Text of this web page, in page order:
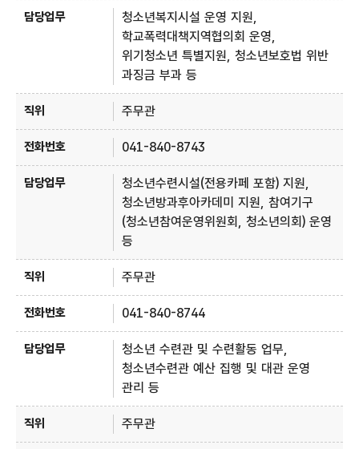
청소년복지시설 운영 지원,
학교폭력대책지역협의회 운영,
위기청소년 특별지원, 청소년보호법 위반
과징금 부과 등
주무관
041-840-8743
청소년수련시설(전용카페 포함) 지원,
청소년방과후아카데미 지원, 참여기구
(청소년참여운영위원회, 청소년의회) 운영
등
주무관
041-840-8744
청소년 수련관 및 수련활동 업무,
청소년수련관 예산 집행 및 대관 운영
관리 등
주무관